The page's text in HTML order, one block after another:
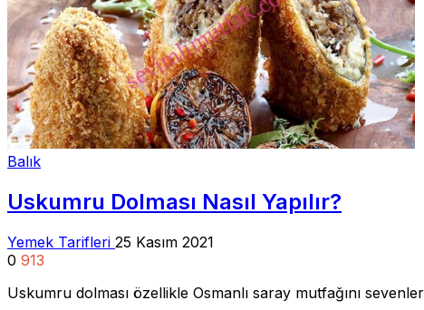
Balık
Uskumru Dolması Nasıl Yapılır?
Yemek Tarifleri 25 Kasım 2021
0 913
Uskumru dolması özellikle Osmanlı saray mutfağını